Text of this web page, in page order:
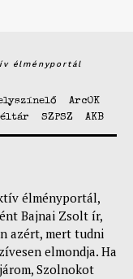
élményportál
ArcOK
SZPSZ AKB
élményportál,
Bajnai Zsolt ír,
azért, mert tudni
elmondja. Ha
Szolnokot